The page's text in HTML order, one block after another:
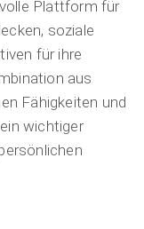
Plattform für
soziale
für ihre
aus
Fähigkeiten und
wichtiger